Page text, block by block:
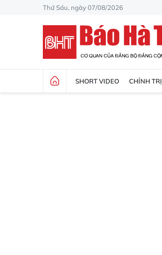
Thứ Sáu, ngày 07/08/2026
SHORT VIDEO CHÍNH TRỊ